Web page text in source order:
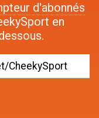
d'abonnés
en